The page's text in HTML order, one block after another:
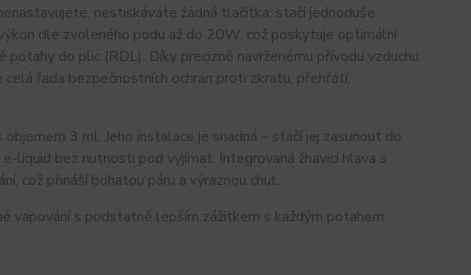
nestiskáváte žádná tlačítka, stačí jednoduše
dle zvoleného podu až do 20W, což poskytuje optimální
do plic (RDL). Díky precizně navrženému přívodu vzduchu
řada bezpečnostních ochran proti zkratu, přehřátí,
3 ml. Jeho instalace je snadná – stačí jej zasunout do
liquid bez nutnosti pod vyjímat. Integrovaná žhavicí hlava s
což přináší bohatou páru a výraznou chuť.
s podstatně lepším zážitkem s každým potahem.